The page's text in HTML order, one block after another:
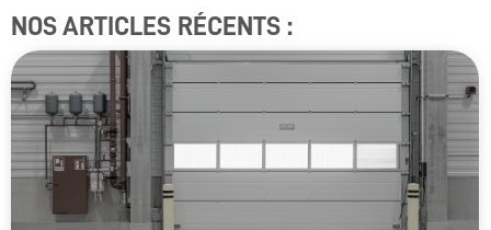
NOS ARTICLES RÉCENTS :